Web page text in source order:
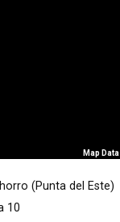
Map Data
(Punta del Este)
10